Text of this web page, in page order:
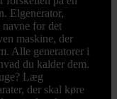
Elgenerator,
navne for det
maskine, der
Alle generatorer i
du kalder dem.
Læg
der skal køre